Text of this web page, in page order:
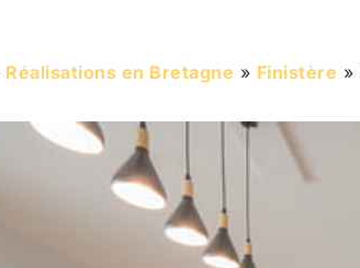
Réalisations en Bretagne » Finistère »